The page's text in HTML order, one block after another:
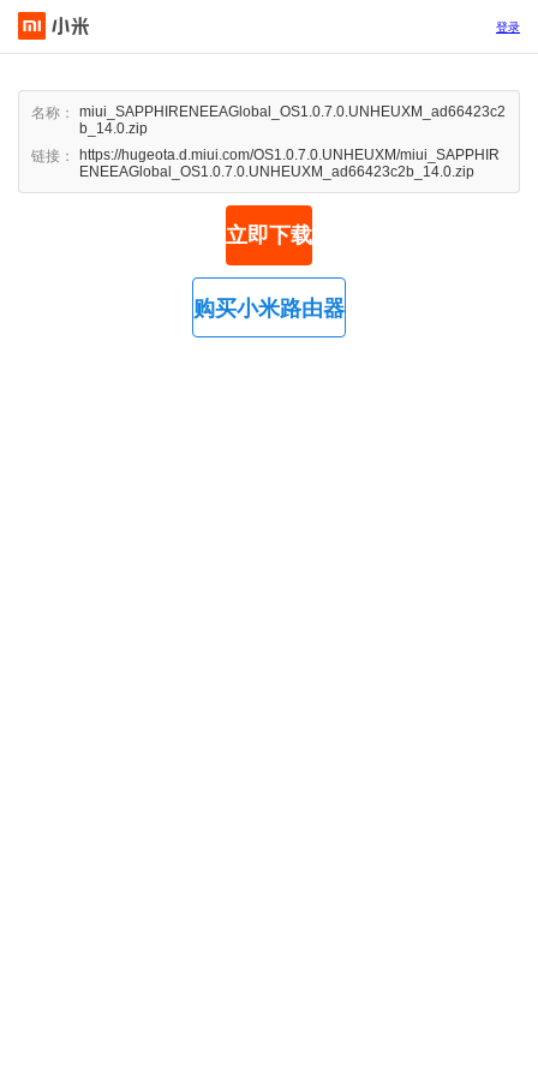
登录
名称：
miui_SAPPHIRENEEAGlobal_OS1.0.7.0.UNHEUXM_ad66423c2
b_14.0.zip
链接：
https://hugeota.d.miui.com/OS1.0.7.0.UNHEUXM/miui_SAPPHIR
ENEEAGlobal_OS1.0.7.0.UNHEUXM_ad66423c2b_14.0.zip
立即下载
购买小米路由器